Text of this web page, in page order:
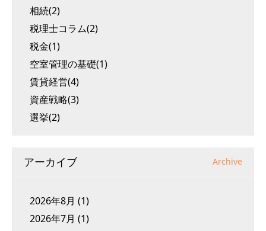
相続(2)
税理士コラム(2)
税金(1)
空室管理の基礎(1)
賃貸経営(4)
資産戦略(3)
選挙(2)
アーカイブ Archive
2026年8月 (1)
2026年7月 (1)